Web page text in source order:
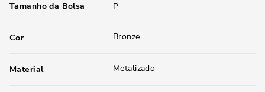
Tamanho da Bolsa P
Cor Bronze
Material Metalizado